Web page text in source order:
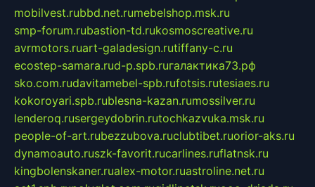
mobilvest.rubbd.net.rumebelshop.msk.ru
smp-forum.rubastion-td.rukosmoscreative.ru
avrmotors.ruart-galadesign.rutiffany-c.ru
ecostep-samara.rud-p.spb.ruгалактика73.рф
sko.com.rudavitamebel-spb.rufotsis.rutesiaes.ru
kokoroyari.spb.rublesna-kazan.rumossilver.ru
lenderoq.rusergeydobrin.rutochkazvuka.msk.ru
people-of-art.rubezzubova.ruclubtibet.ruorior-aks.ru
dynamoauto.ruszk-favorit.rucarlines.ruflatnsk.ru
kingbolenskaner.rualex-motor.ruastroline.net.ru